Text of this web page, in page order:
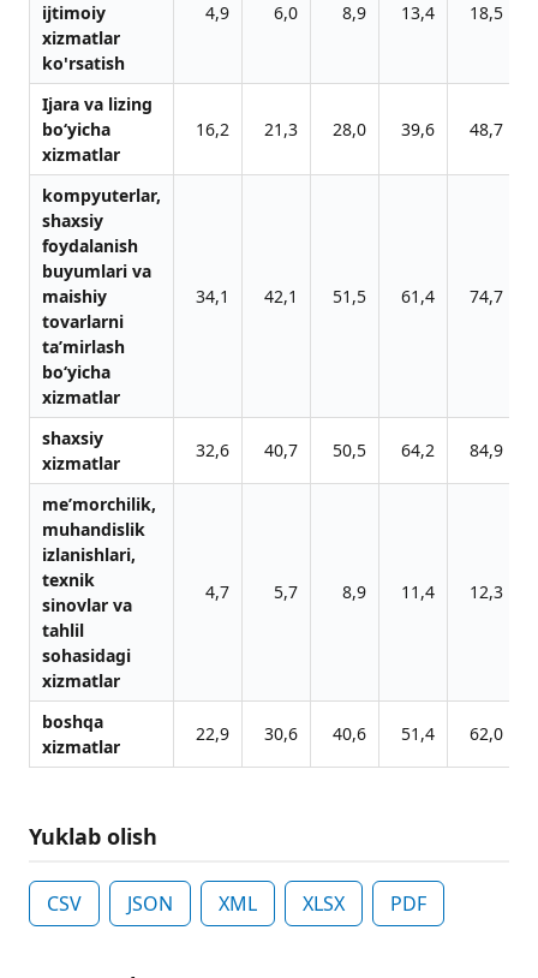
ijtimoiy
xizmаtlаr
ko'rsаtish
4,9 6,0 8,9 13,4 18,5
Ijara va lizing
bo‘yicha
xizmatlar
16,2 21,3 28,0 39,6 48,7
kompyuterlar,
shaxsiy
foydalanish
buyumlari va
maishiy
tovarlarni
ta’mirlash
bo‘yicha
xizmatlar
34,1 42,1 51,5 61,4 74,7
shaxsiy
xizmatlar
32,6 40,7 50,5 64,2 84,9
me’morchilik,
muhandislik
izlanishlari,
texnik
sinovlar va
tahlil
sohasidagi
xizmatlar
4,7 5,7 8,9 11,4 12,3
boshqa
xizmatlar
22,9 30,6 40,6 51,4 62,0
Yuklab olish
CSV JSON XML XLSX PDF